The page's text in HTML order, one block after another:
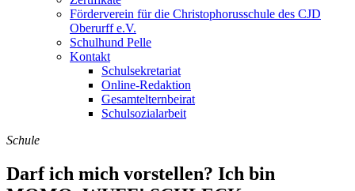
Förderverein für die Christophorusschule des CJD
Oberurff e.V.
Schulhund Pelle
Kontakt
Schulsekretariat
Online-Redaktion
Gesamtelternbeirat
Schulsozialarbeit
Schule
Darf ich mich vorstellen? Ich bin